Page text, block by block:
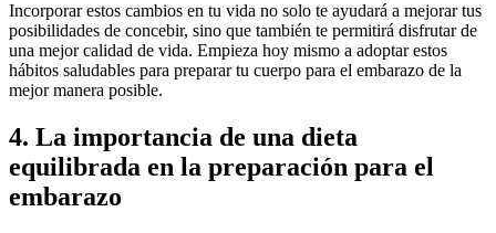
Incorporar estos cambios en tu vida no solo te ayudará a mejorar tus
posibilidades de concebir, sino que también te permitirá disfrutar de
una mejor calidad de vida. Empieza hoy mismo a adoptar estos
hábitos saludables para preparar tu cuerpo para el embarazo de la
mejor manera posible.
4. La importancia de una dieta
equilibrada en la preparación para el
embarazo